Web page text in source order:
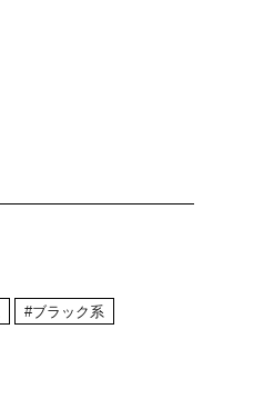
#ブラック系